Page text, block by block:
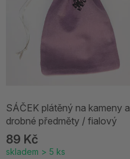
SÁČEK plátěný na kameny a
drobné předměty / fialový
89 Kč
skladem > 5 ks